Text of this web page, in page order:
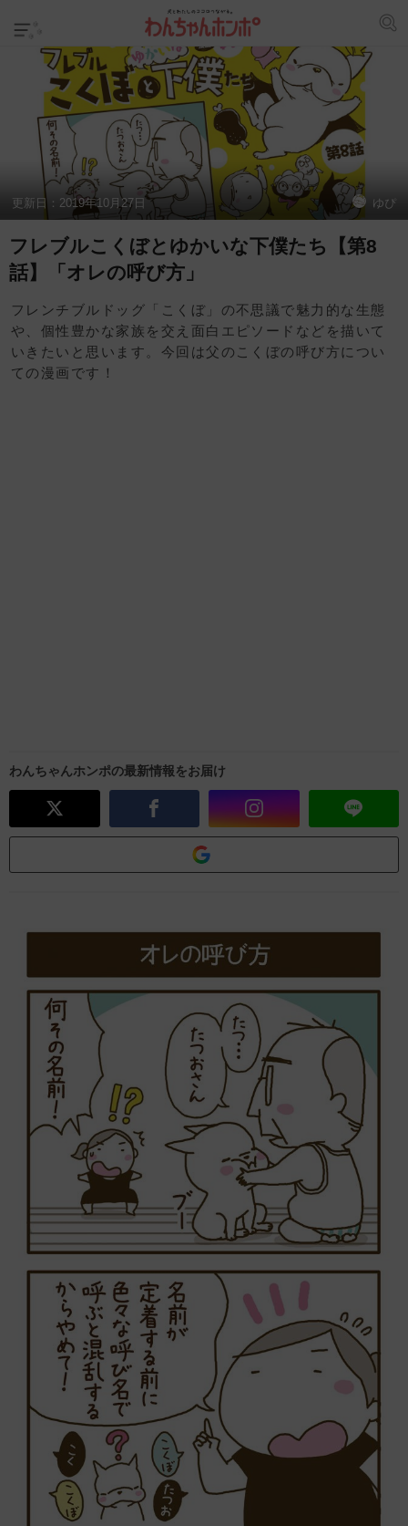
更新日： 2019年10月27日 ゆぴ
フレブルこくぼとゆかいな下僕たち【第8
話】「オレの呼び方」
フレンチブルドッグ「こくぼ」の不思議で魅力的な生態
や、個性豊かな家族を交え面白エピソードなどを描いて
いきたいと思います。今回は父のこくぼの呼び方につい
ての漫画です！
わんちゃんホンポの最新情報をお届け